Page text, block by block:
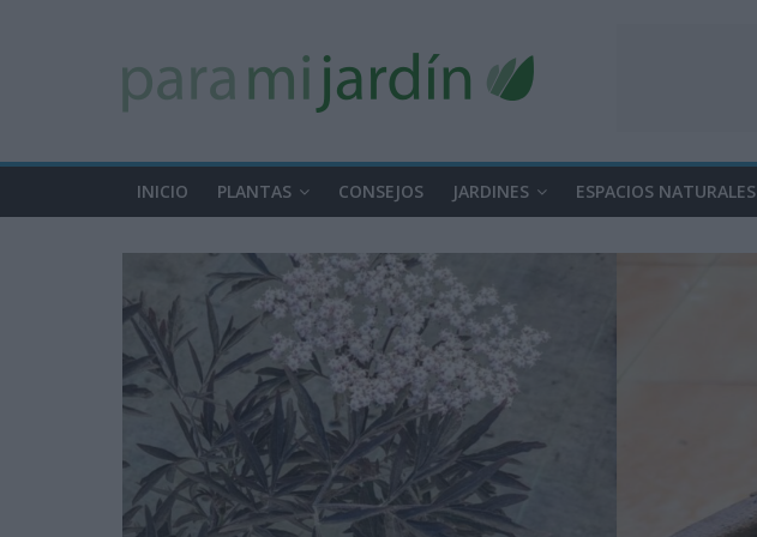
INICIO PLANTAS CONSEJOS JARDINES ESPACIOS NATURALES